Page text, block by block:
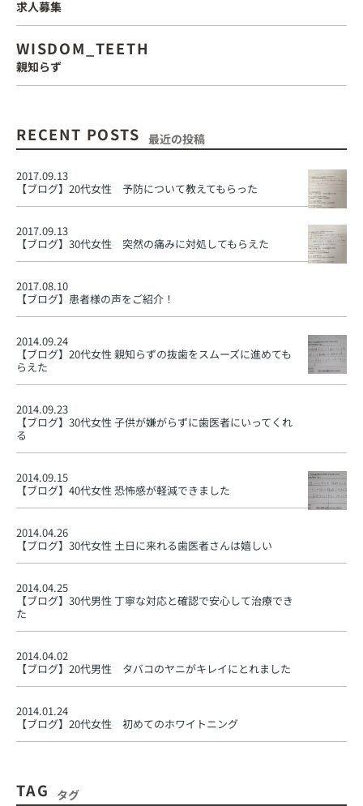
求人募集
WISDOM_TEETH
親知らず
RECENT POSTS 最近の投稿
2017.09.13
【ブログ】 20代女性 予防について教えてもらった
2017.09.13
【ブログ】 30代女性 突然の痛みに対処してもらえた
2017.08.10
【ブログ】 患者様の声をご紹介！
2014.09.24
【ブログ】 20代女性 親知らずの抜歯をスムーズに進めても
らえた
2014.09.23
【ブログ】 30代女性 子供が嫌がらずに歯医者にいってくれ
る
2014.09.15
【ブログ】 40代女性 恐怖感が軽減できました
2014.04.26
【ブログ】 30代女性 土日に来れる歯医者さんは嬉しい
2014.04.25
【ブログ】 30代男性 丁寧な対応と確認で安心して治療でき
た
2014.04.02
【ブログ】 20代男性 タバコのヤニがキレイにとれました
2014.01.24
【ブログ】 20代女性 初めてのホワイトニング
TAG タグ